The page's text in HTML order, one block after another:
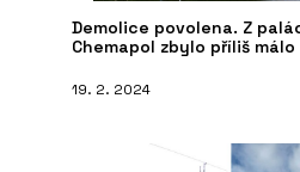
Demolice povolena. Z
Chemapol zbylo příliš málo
19. 2. 2024